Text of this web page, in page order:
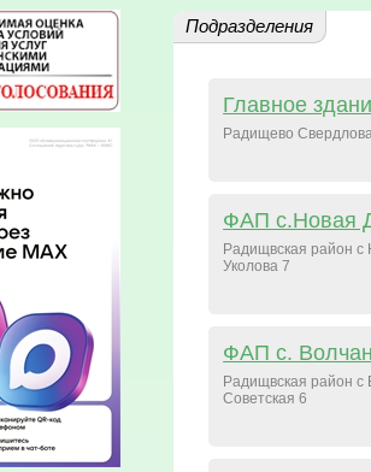
Подразделения
Главное
Радищево
ФАП с.Новая
Радищвская район с
Уколова 7
ФАП с.
Радищвская район c
Советская 6